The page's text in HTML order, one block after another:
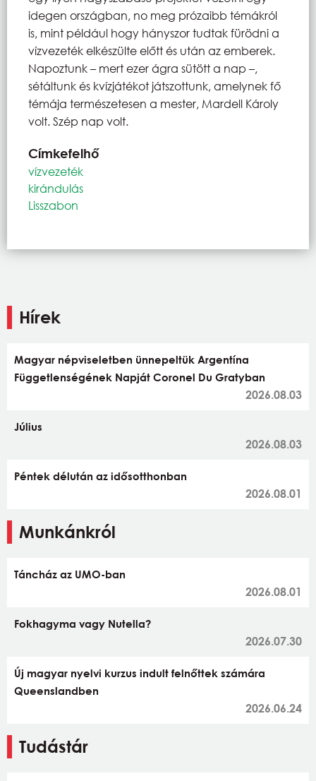
idegen országban, no meg prózaibb témákról
is, mint például hogy hányszor tudtak fürödni a
vízvezeték elkészülte előtt és után az emberek.
Napoztunk – mert ezer ágra sütött a nap –,
sétáltunk és kvízjátékot játszottunk, amelynek fő
témája természetesen a mester, Mardell Károly
volt. Szép nap volt.
Címkefelhő
vízvezeték
kirándulás
Lisszabon
Hírek
Magyar népviseletben ünnepeltük Argentína
Függetlenségének Napját Coronel Du Gratyban
2026.08.03
Július
2026.08.03
Péntek délután az idősotthonban
2026.08.01
Munkánkról
Táncház az UMO-ban
2026.08.01
Fokhagyma vagy Nutella?
2026.07.30
Új magyar nyelvi kurzus indult felnőttek számára
Queenslandben
2026.06.24
Tudástár